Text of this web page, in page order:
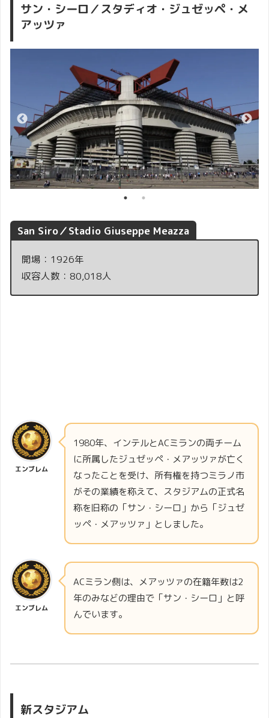
サン・シーロ／スタディオ・ジュゼッペ・メ
アッツァ
San Siro／Stadio Giuseppe Meazza
開場：1926年
収容人数：80,018人
エンブレム
1980年、インテルとACミランの両チーム
に所属したジュゼッペ・メアッツァが亡く
なったことを受け、所有権を持つミラノ市
がその業績を称えて、スタジアムの正式名
称を旧称の「サン・シーロ」から「ジュゼ
ッペ・メアッツァ」としました。
エンブレム
ACミラン側は、メアッツァの在籍年数は2
年のみなどの理由で「サン・シーロ」と呼
んでいます。
新スタジアム